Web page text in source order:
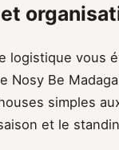
logistique vous
Be
simples
et le